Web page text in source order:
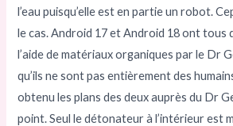
l’eau puisqu’elle est en partie un robot.
le cas. Android 17 et Android 18 ont tous
l’aide de matériaux organiques par le Dr
qu’ils ne sont pas entièrement des
obtenu les plans des deux auprès du Dr
point. Seul le détonateur à l’intérieur est